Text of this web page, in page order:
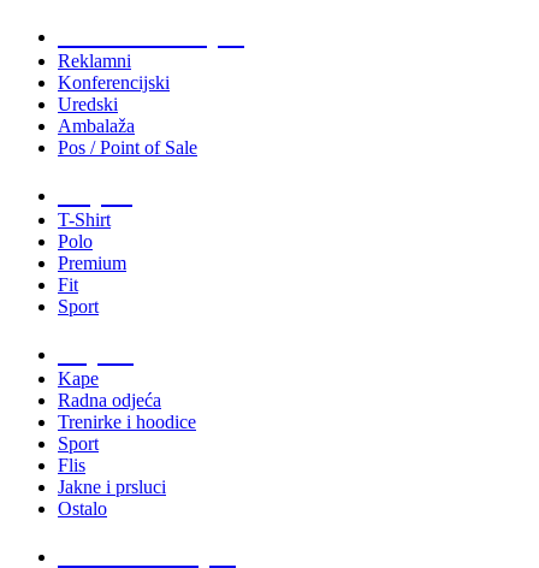
Reklamni
Konferencijski
Uredski
Ambalaža
Pos / Point of Sale
T-Shirt
Polo
Premium
Fit
Sport
Kape
Radna odjeća
Trenirke i hoodice
Sport
Flis
Jakne i prsluci
Ostalo